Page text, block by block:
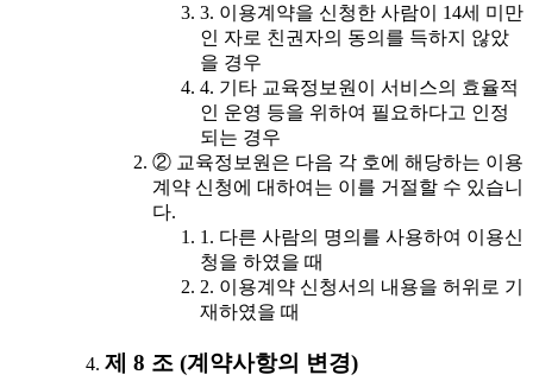
3. 이용계약을 신청한 사람이 14세 미만
인 자로 친권자의 동의를 득하지 않았
을 경우
4. 기타 교육정보원이 서비스의 효율적
인 운영 등을 위하여 필요하다고 인정
되는 경우
② 교육정보원은 다음 각 호에 해당하는 이용
계약 신청에 대하여는 이를 거절할 수 있습니
다.
1. 다른 사람의 명의를 사용하여 이용신
청을 하였을 때
2. 이용계약 신청서의 내용을 허위로 기
재하였을 때
제 8 조 (계약사항의 변경)